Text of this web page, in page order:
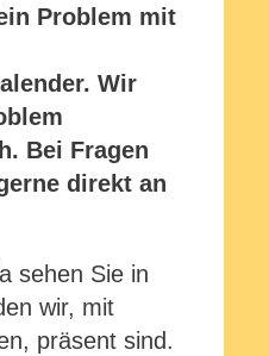
Problem mit
Wir
Bei Fragen
direkt an
sehen Sie in
wir, mit
präsent sind.